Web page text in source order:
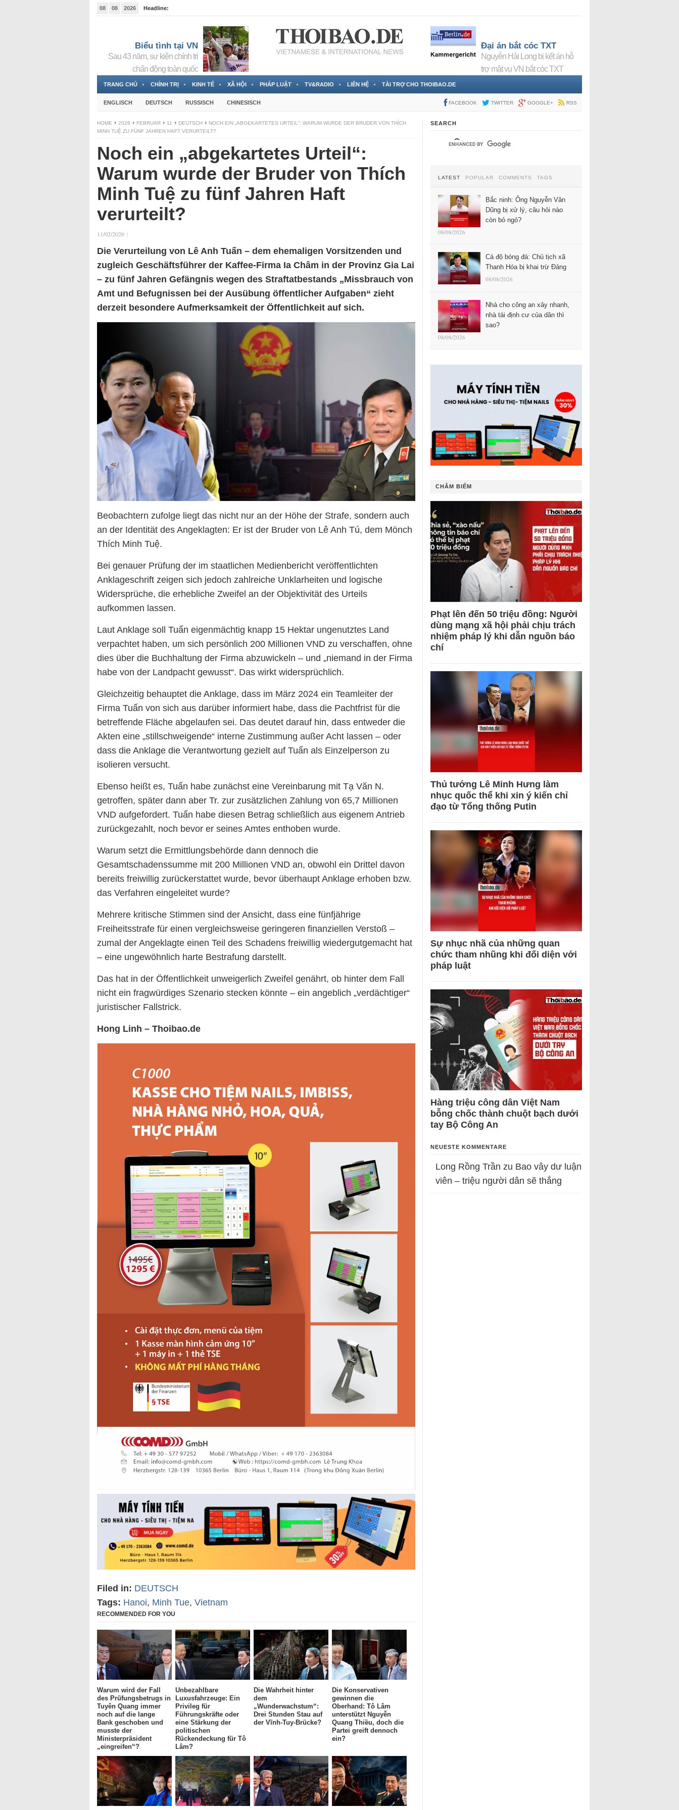
08 08 2026
Headline:
Biểu tình tại VN
Sau 43 năm, sự kiện chính trị
chấn động toàn quốc
Đại án bắt cóc TXT
Nguyễn Hải Long bị kết án hỗ
trợ mật vụ VN bắt cóc TXT
TRANG CHỦ CHÍNH TRỊ KINH TẾ XÃ HỘI PHÁP LUẬT TV&RADIO LIÊN HỆ TÀI TRỢ CHO THOIBAO.DE
ENGLISCH DEUTSCH RUSSISCH CHINESISCH FACEBOOK TWITTER GOOGLE+ RSS
HOME 2026 FEBRUAR 11 DEUTSCH
NOCH EIN „ABGEKARTETES URTEIL“: WARUM WURDE DER BRUDER VON THÍCH
MINH TUỆ ZU FÜNF JAHREN HAFT VERURTEILT?
Noch ein „abgekartetes Urteil“:
Warum wurde der Bruder von Thích
Minh Tuệ zu fünf Jahren Haft
verurteilt?
11/02/2026 |
Die Verurteilung von Lê Anh Tuấn – dem ehemaligen Vorsitzenden und
zugleich Geschäftsführer der Kaffee-Firma Ia Châm in der Provinz Gia Lai
– zu fünf Jahren Gefängnis wegen des Straftatbestands „Missbrauch von
Amt und Befugnissen bei der Ausübung öffentlicher Aufgaben“ zieht
derzeit besondere Aufmerksamkeit der Öffentlichkeit auf sich.
Beobachtern zufolge liegt das nicht nur an der Höhe der Strafe, sondern auch
an der Identität des Angeklagten: Er ist der Bruder von Lê Anh Tú, dem Mönch
Thích Minh Tuệ.
Bei genauer Prüfung der im staatlichen Medienbericht veröffentlichten
Anklageschrift zeigen sich jedoch zahlreiche Unklarheiten und logische
Widersprüche, die erhebliche Zweifel an der Objektivität des Urteils
aufkommen lassen.
Laut Anklage soll Tuấn eigenmächtig knapp 15 Hektar ungenutztes Land
verpachtet haben, um sich persönlich 200 Millionen VND zu verschaffen, ohne
dies über die Buchhaltung der Firma abzuwickeln – und „niemand in der Firma
habe von der Landpacht gewusst“. Das wirkt widersprüchlich.
Gleichzeitig behauptet die Anklage, dass im März 2024 ein Teamleiter der
Firma Tuấn von sich aus darüber informiert habe, dass die Pachtfrist für die
betreffende Fläche abgelaufen sei. Das deutet darauf hin, dass entweder die
Akten eine „stillschweigende“ interne Zustimmung außer Acht lassen – oder
dass die Anklage die Verantwortung gezielt auf Tuấn als Einzelperson zu
isolieren versucht.
Ebenso heißt es, Tuấn habe zunächst eine Vereinbarung mit Tạ Văn N.
getroffen, später dann aber Tr. zur zusätzlichen Zahlung von 65,7 Millionen
VND aufgefordert. Tuấn habe diesen Betrag schließlich aus eigenem Antrieb
zurückgezahlt, noch bevor er seines Amtes enthoben wurde.
Warum setzt die Ermittlungsbehörde dann dennoch die
Gesamtschadenssumme mit 200 Millionen VND an, obwohl ein Drittel davon
bereits freiwillig zurückerstattet wurde, bevor überhaupt Anklage erhoben bzw.
das Verfahren eingeleitet wurde?
Mehrere kritische Stimmen sind der Ansicht, dass eine fünfjährige
Freiheitsstrafe für einen vergleichsweise geringeren finanziellen Verstoß –
zumal der Angeklagte einen Teil des Schadens freiwillig wiedergutgemacht hat
– eine ungewöhnlich harte Bestrafung darstellt.
Das hat in der Öffentlichkeit unweigerlich Zweifel genährt, ob hinter dem Fall
nicht ein fragwürdiges Szenario stecken könnte – ein angeblich „verdächtiger“
juristischer Fallstrick.
Hong Linh – Thoibao.de
Filed in: DEUTSCH
Tags: Hanoi, Minh Tue, Vietnam
RECOMMENDED FOR YOU
Warum wird der Fall
des Prüfungsbetrugs in
Tuyên Quang immer
noch auf die lange
Bank geschoben und
musste der
Ministerpräsident
„eingreifen“?
Unbezahlbare
Luxusfahrzeuge: Ein
Privileg für
Führungskräfte oder
eine Stärkung der
politischen
Rückendeckung für Tô
Lâm?
Die Wahrheit hinter
dem
„Wunderwachstum“:
Drei Stunden Stau auf
der Vĩnh-Tuy-Brücke?
Die Konservativen
gewinnen die
Oberhand: Tô Lâm
unterstützt Nguyễn
Quang Thiều, doch die
Partei greift dennoch
ein?
SEARCH
LATEST POPULAR COMMENTS TAGS
Bắc ninh: Ông Nguyễn Văn
Dũng bị xử lý, câu hỏi nào
còn bỏ ngỏ?
08/08/2026
Cá độ bóng đá: Chủ tịch xã
Thanh Hóa bị khai trừ Đảng
08/08/2026
Nhà cho công an xây nhanh,
nhà tái định cư của dân thì
sao?
08/08/2026
CHÂM BIẾM
Phạt lên đến 50 triệu đồng: Người
dùng mạng xã hội phải chịu trách
nhiệm pháp lý khi dẫn nguồn báo
chí
Thủ tướng Lê Minh Hưng làm
nhục quốc thể khi xin ý kiến chỉ
đạo từ Tổng thống Putin
Sự nhục nhã của những quan
chức tham nhũng khi đối diện với
pháp luật
Hàng triệu công dân Việt Nam
bỗng chốc thành chuột bạch dưới
tay Bộ Công An
NEUESTE KOMMENTARE
Long Rồng Trần zu Bao vây dư luận
viên – triệu người dân sẽ thắng